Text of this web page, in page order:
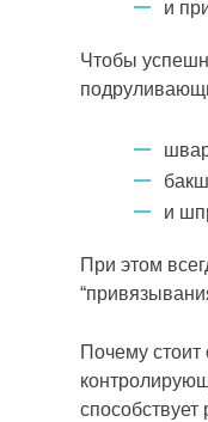
и
Чтобы
и
При этом
Почему